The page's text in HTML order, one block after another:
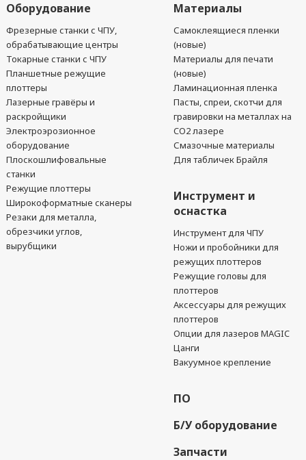
Оборудование
Фрезерные станки с ЧПУ,
обрабатывающие центры
Токарные станки с ЧПУ
Планшетные режущие
плоттеры
Лазерные гравёры и
раскройщики
Электроэрозионное
оборудование
Плоскошлифовальные
станки
Режущие плоттеры
Широкоформатные сканеры
Резаки для металла,
обрезчики углов,
вырубщики
Материалы
Самоклеящиеся пленки
(новые)
Материалы для печати
(новые)
Ламинационная пленка
Пасты, спреи, скотчи для
гравировки на металлах на
CO2 лазере
Смазочные материалы
Для табличек Брайля
Инструмент и
оснастка
Инструмент для ЧПУ
Ножи и пробойники для
режущих плоттеров
Режущие головы для
плоттеров
Аксессуары для режущих
плоттеров
Опции для лазеров MAGIC
Цанги
Вакуумное крепление
ПО
Б/У оборудование
Запчасти